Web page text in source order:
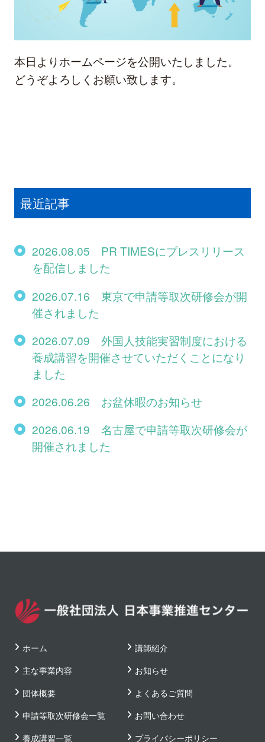
本日よりホームページを公開いたしました。
どうぞよろしくお願い致します。
最近記事
2026.08.05 PR TIMESにプレスリリース
を配信しました
2026.07.16 東京で申請等取次研修会が開
催されました
2026.07.09 外国人技能実習制度における
養成講習を開催させていただくことになり
ました
2026.06.26 お盆休暇のお知らせ
2026.06.19 名古屋で申請等取次研修会が
開催されました
ホーム
主な事業内容
団体概要
申請等取次研修会一覧
養成講習一覧
講師紹介
お知らせ
よくあるご質問
お問い合わせ
プライバシーポリシー